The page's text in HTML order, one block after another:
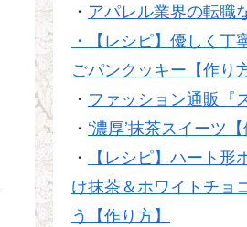
・ アパレル業界の転職
・【レシピ】優しく丁
ごパンクッキー【作り
・ ファッション通販『
・ ‘濃厚’抹茶スイーツ
・
【レシピ】ハート
け抹茶＆ホワイトチョ
う【作り方】